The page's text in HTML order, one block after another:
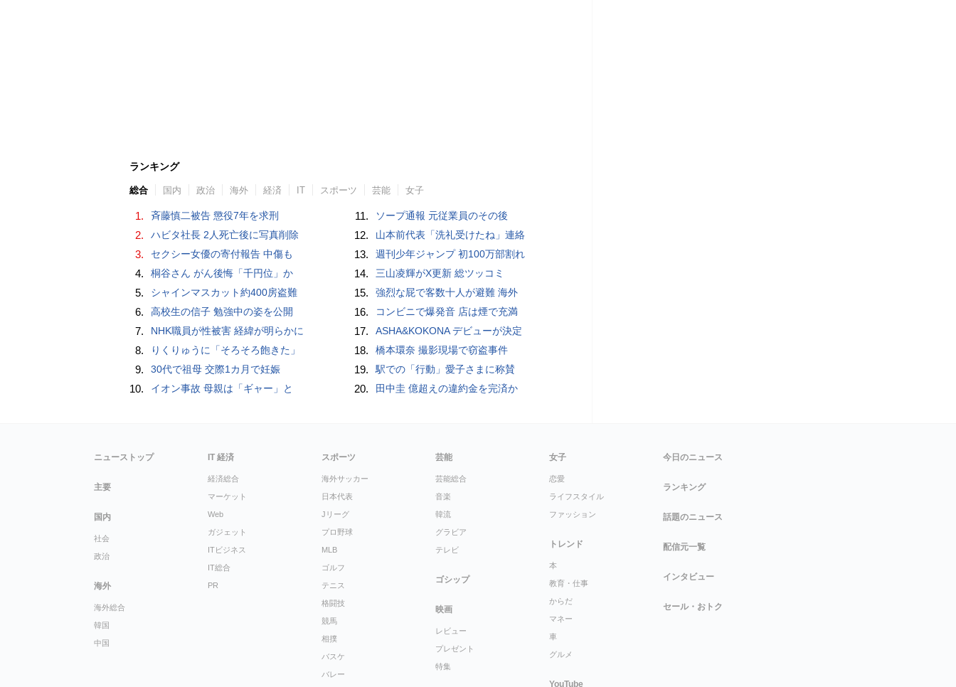
ランキング
総合 国内 政治 海外 経済 IT スポーツ 芸能 女子
1. 斉藤慎二被告 懲役7年を求刑
2. ハビタ社長 2人死亡後に写真削除
3. セクシー女優の寄付報告 中傷も
4. 桐谷さん がん後悔「千円位」か
5. シャインマスカット約400房盗難
6. 高校生の信子 勉強中の姿を公開
7. NHK職員が性被害 経緯が明らかに
8. りくりゅうに「そろそろ飽きた」
9. 30代で祖母 交際1カ月で妊娠
10. イオン事故 母親は「ギャー」と
11. ソープ通報 元従業員のその後
12. 山本前代表「洗礼受けたね」連絡
13. 週刊少年ジャンプ 初100万部割れ
14. 三山凌輝がX更新 総ツッコミ
15. 強烈な屁で客数十人が避難 海外
16. コンビニで爆発音 店は煙で充満
17. ASHA&KOKONA デビューが決定
18. 橋本環奈 撮影現場で窃盗事件
19. 駅での「行動」愛子さまに称賛
20. 田中圭 億超えの違約金を完済か
ニューストップ
主要
国内
社会
政治
海外
海外総合
韓国
中国
IT 経済
経済総合
マーケット
Web
ガジェット
ITビジネス
IT総合
PR
スポーツ
海外サッカー
日本代表
Jリーグ
プロ野球
MLB
ゴルフ
テニス
格闘技
競馬
相撲
バスケ
バレー
芸能
芸能総合
音楽
韓流
グラビア
テレビ
ゴシップ
映画
レビュー
プレゼント
特集
女子
恋愛
ライフスタイル
ファッション
トレンド
本
教育・仕事
からだ
マネー
車
グルメ
YouTube
今日のニュース
ランキング
話題のニュース
配信元一覧
インタビュー
セール・おトク